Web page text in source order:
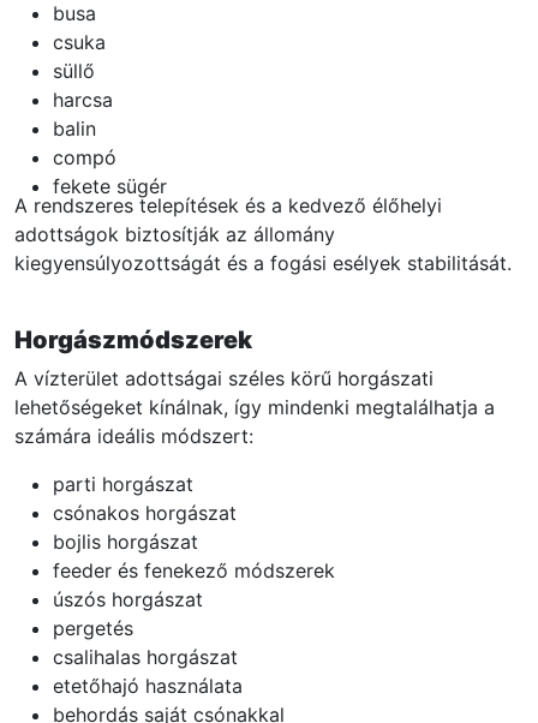
busa
csuka
süllő
harcsa
balin
compó
fekete sügér
A rendszeres telepítések és a kedvező élőhelyi
adottságok biztosítják az állomány
kiegyensúlyozottságát és a fogási esélyek stabilitását.
Horgászmódszerek
A vízterület adottságai széles körű horgászati
lehetőségeket kínálnak, így mindenki megtalálhatja a
számára ideális módszert:
parti horgászat
csónakos horgászat
bojlis horgászat
feeder és fenekező módszerek
úszós horgászat
pergetés
csalihalas horgászat
etetőhajó használata
behordás saját csónakkal